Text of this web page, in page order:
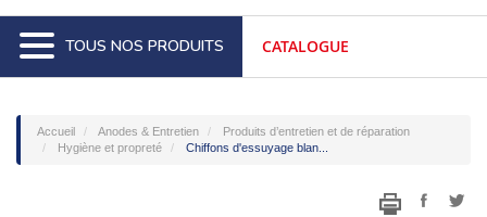
TOUS NOS PRODUITS CATALOGUE
Accueil Anodes & Entretien
Produits d’entretien et de réparation
Hygiène et propreté
Chiffons d'essuyage blan...